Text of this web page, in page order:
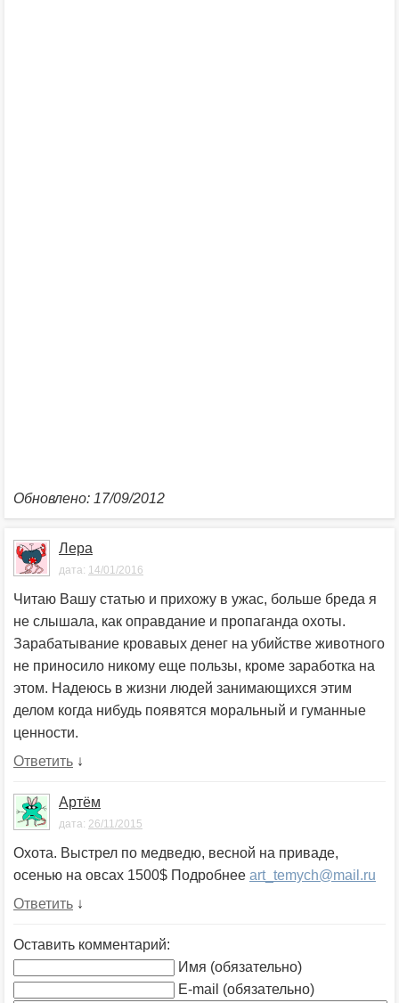
Обновлено: 17/09/2012
Лера
дата: 14/01/2016
Читаю Вашу статью и прихожу в ужас, больше бреда я
не слышала, как оправдание и пропаганда охоты.
Зарабатывание кровавых денег на убийстве животного
не приносило никому еще пользы, кроме заработка на
этом. Надеюсь в жизни людей занимающихся этим
делом когда нибудь появятся моральный и гуманные
ценности.
Ответить ↓
Артём
дата: 26/11/2015
Охота. Выстрел по медведю, весной на приваде,
осенью на овсах 1500$ Подробнее art_temych@mail.ru
Ответить ↓
Оставить комментарий:
Имя (обязательно)
E-mail (обязательно)